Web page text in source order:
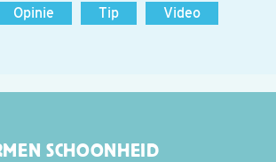
Opinie Tip
Video
SCHOONHEID